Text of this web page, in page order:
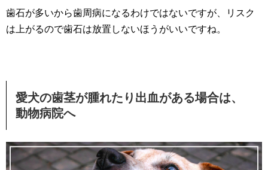
歯石が多いから歯周病になるわけではないですが、リスク
は上がるので歯石は放置しないほうがいいですね。
愛犬の歯茎が腫れたり出血がある場合は、
動物病院へ